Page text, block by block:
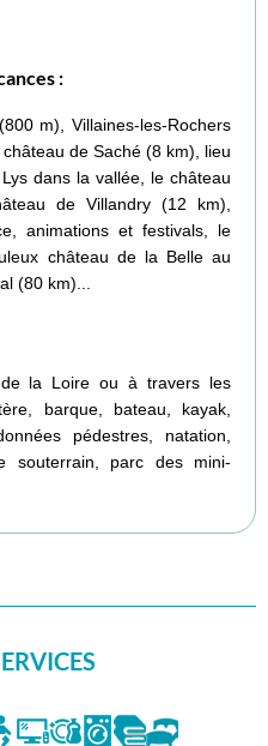
:
m), Villaines-les-Rochers
de Saché (8 km), lieu
dans la vallée, le château
de Villandry (12 km),
animations et festivals, le
château de la Belle au
(80 km)...
la Loire ou à travers les
barque, bateau, kayak,
pédestres, natation,
souterrain, parc des mini-